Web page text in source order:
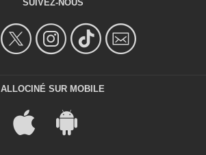
SUIVEZ-NOUS
ALLOCINÉ SUR MOBILE